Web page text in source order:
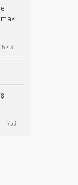
15.431
756